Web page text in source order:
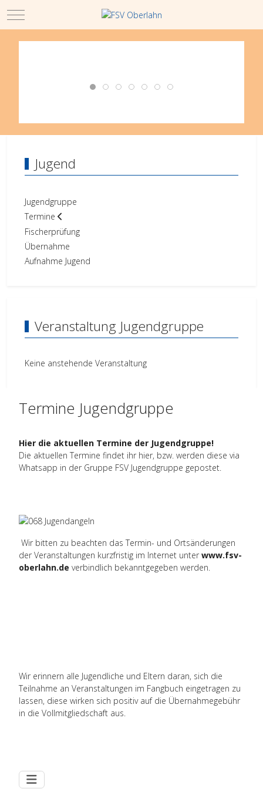
Mobile Menu Toggle
Jugend
Jugendgruppe
Termine
Fischerprüfung
Übernahme
Aufnahme Jugend
Veranstaltung Jugendgruppe
Keine anstehende Veranstaltung
Termine Jugendgruppe
Hier die aktuellen Termine der Jugendgruppe!
Die aktuellen Termine findet ihr hier, bzw. werden diese via
Whatsapp in der Gruppe FSV Jugendgruppe gepostet.
Wir bitten zu beachten das Termin- und Ortsänderungen
der Veranstaltungen kurzfristig im Internet unter www.fsv-
oberlahn.de verbindlich bekanntgegeben werden.
Wir erinnern alle Jugendliche und Eltern daran, sich die
Teilnahme an Veranstaltungen im Fangbuch eingetragen zu
lassen, diese wirken sich positiv auf die Übernahmegebühr
in die Vollmitgliedschaft aus.